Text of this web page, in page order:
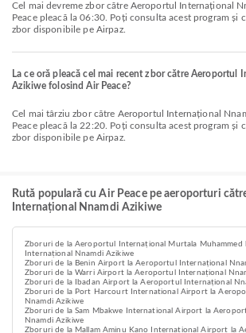
Cel mai devreme zbor către Aeroportul Internațional Nnamdi Azikiwe cu Air
Peace pleacă la 06:30. Poți consulta acest program și
zbor disponibile pe Airpaz.
La ce oră pleacă cel mai recent zbor către Aeroportul
Azikiwe folosind Air Peace?
Cel mai târziu zbor către Aeroportul Internațional Nnamdi Azikiwe cu Air
Peace pleacă la 22:20. Poți consulta acest program și
zbor disponibile pe Airpaz.
Rută populară cu Air Peace pe aeroporturi
Internațional Nnamdi Azikiwe
Zboruri de la Aeroportul Internațional Murtala Muhammed
Internațional Nnamdi Azikiwe
Zboruri de la Benin Airport la Aeroportul Internațional
Zboruri de la Warri Airport la Aeroportul Internațional
Zboruri de la Ibadan Airport la Aeroportul Internațional
Zboruri de la Port Harcourt International Airport la
Nnamdi Azikiwe
Zboruri de la Sam Mbakwe International Airport la
Nnamdi Azikiwe
Zboruri de la Mallam Aminu Kano International Airport la